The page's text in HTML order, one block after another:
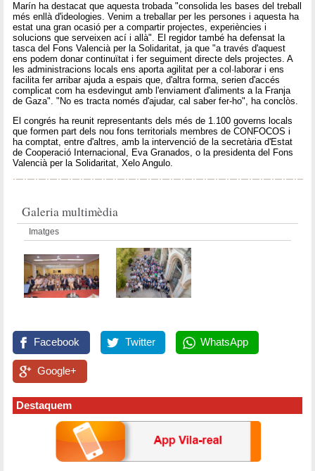
Marín ha destacat que aquesta trobada "consolida les bases del treball
més enllà d'ideologies. Venim a treballar per les persones i aquesta ha
estat una gran ocasió per a compartir projectes, experiències i
solucions que serveixen ací i allà". El regidor també ha defensat la
tasca del Fons Valencià per la Solidaritat, ja que "a través d'aquest
ens podem donar continuïtat i fer seguiment directe dels projectes. A
les administracions locals ens aporta agilitat per a col·laborar i ens
facilita fer arribar ajuda a espais que, d'altra forma, serien d'accés
complicat com ha esdevingut amb l'enviament d'aliments a la Franja
de Gaza". "No es tracta només d'ajudar, cal saber fer-ho", ha conclòs.
El congrés ha reunit representants dels més de 1.100 governs locals
que formen part dels nou fons territorials membres de CONFOCOS i
ha comptat, entre d'altres, amb la intervenció de la secretària d'Estat
de Cooperació Internacional, Eva Granados, o la presidenta del Fons
Valencià per la Solidaritat, Xelo Angulo.
Galeria multimèdia
Imatges
Facebook Twitter WhatsApp
Google+
Destaquem